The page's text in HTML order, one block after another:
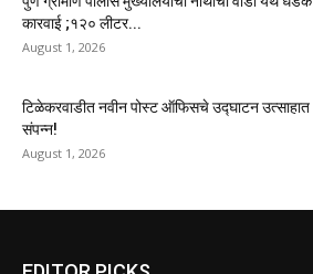
कारवाई ;१२० लीटर...
August 1, 2026
टिळेकरवाडीत नवीन पोस्ट ऑफिसचे उद्घाटन उत्साहात
संपन्न!
August 1, 2026